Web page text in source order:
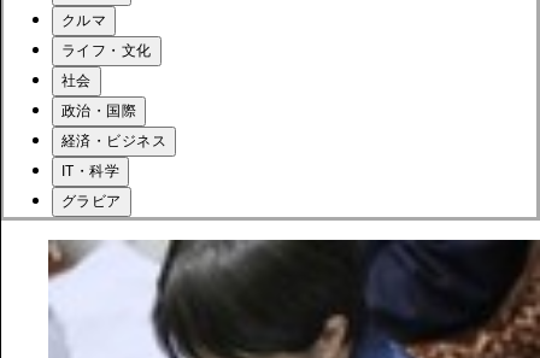
クルマ
ライフ・文化
社会
政治・国際
経済・ビジネス
IT・科学
グラビア